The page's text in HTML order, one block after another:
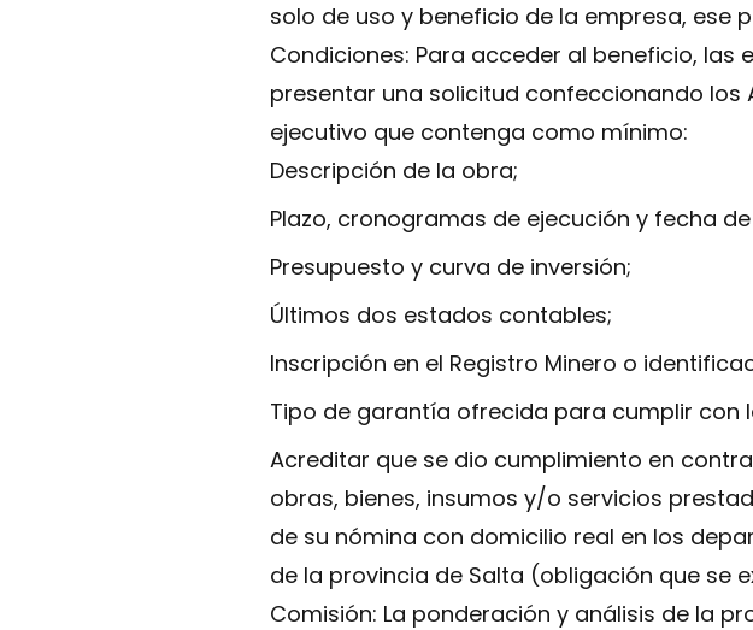
solo de uso y beneficio de la empresa, ese
Condiciones: Para acceder al beneficio, las
presentar una solicitud confeccionando
ejecutivo que contenga como mínimo:
Descripción de la obra;
Plazo, cronogramas de ejecución y fecha
Presupuesto y curva de inversión;
Últimos dos estados contables;
Inscripción en el Registro Minero o
Tipo de garantía ofrecida para cumplir con
Acreditar que se dio cumplimiento en
obras, bienes, insumos y/o servicios
de su nómina con domicilio real en los
de la provincia de Salta (obligación que se
Comisión: La ponderación y análisis de la